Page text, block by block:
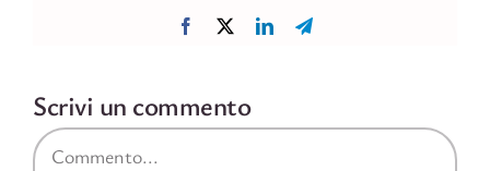
Facebook LinkedInTelegram
Scrivi un commento
Commento